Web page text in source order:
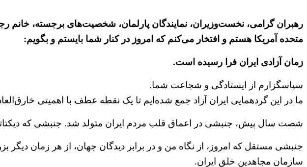
رهبران گرامی، نخست‌وزیران، نمایندگان پارلمان، شخصیت‌های برجسته،
متحده آمریکا هستم و افتخار می‌کنم که امروز در کنار شما بایستم و بگویم:
زمان آزادی ایران فرا رسیده است.
سپاسگزارم از ایستادگی و شجاعت شما.
ما در این گردهمایی ایران آزاد جمع شده‌ایم تا یک نقطه عطف با اهمیتی
شصت سال پیش، جنبشی در اعماق قلب مردم ایران متولد شد. جنبشی که
جنبشی مستقل که امروز، از نگاه من و در برابر دیدگان جهان، از هر زمان دیگر
سازمان مجاهدین خلق ایران.